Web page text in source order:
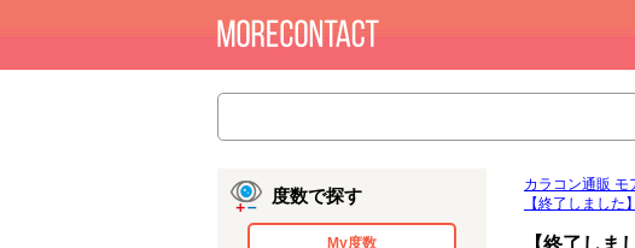
度数で探す
My度数
カラコン通販 モ
【終了しまし
【終了し